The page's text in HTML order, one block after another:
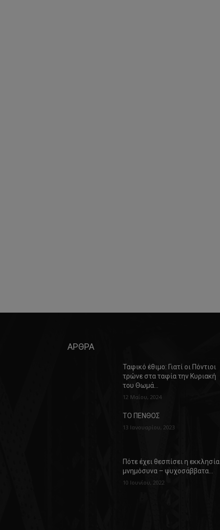
ΑΡΘΡΑ
Ταφικό έθιμο: Γιατί οι Πόντιοι
τρώνε στα ταφία την Κυριακή
του Θωμά…
12 Μαΐου, 2024
ΤΟ ΠΕΝΘΟΣ
13 Ιανουαρίου, 2023
Πότε έχει θεσπίσει η εκκλησία
μνημόσυνα – ψυχοσάββατα…
10 Ιουνίου, 2022